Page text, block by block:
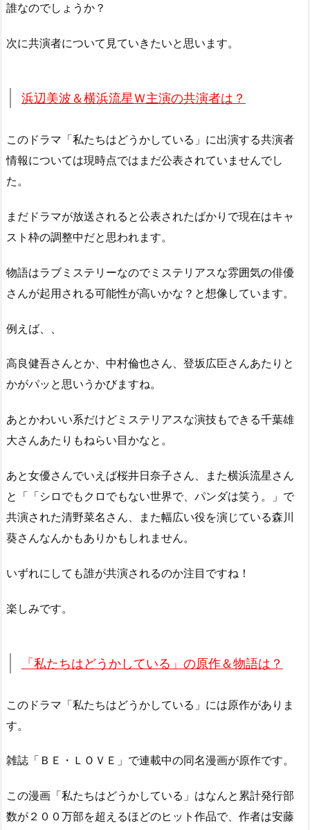
誰なのでしょうか？
次に共演者について見ていきたいと思います。
浜辺美波＆横浜流星Ｗ主演の共演者は？
このドラマ「私たちはどうかしている」に出演する共演者
情報については現時点ではまだ公表されていませんでし
た。
まだドラマが放送されると公表されたばかりで現在はキャ
スト枠の調整中だと思われます。
物語はラブミステリーなのでミステリアスな雰囲気の俳優
さんが起用される可能性が高いかな？と想像しています。
例えば、、
高良健吾さんとか、中村倫也さん、登坂広臣さんあたりと
かがパッと思いうかびますね。
あとかわいい系だけどミステリアスな演技もできる千葉雄
大さんあたりもねらい目かなと。
あと女優さんでいえば桜井日奈子さん、また横浜流星さん
と「「シロでもクロでもない世界で、パンダは笑う。」で
共演された清野菜名さん、また幅広い役を演じている森川
葵さんなんかもありかもしれません。
いずれにしても誰が共演されるのか注目ですね！
楽しみです。
「私たちはどうかしている」の原作＆物語は？
このドラマ「私たちはどうかしている」には原作がありま
す。
雑誌「ＢＥ・ＬＯＶＥ」で連載中の同名漫画が原作です。
この漫画「私たちはどうかしている」はなんと累計発行部
数が２００万部を超えるほどのヒット作品で、作者は安藤